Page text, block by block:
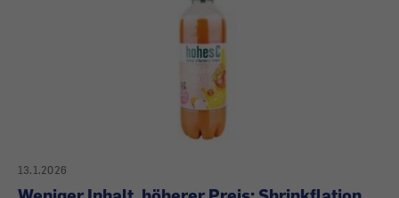
13.1.2026